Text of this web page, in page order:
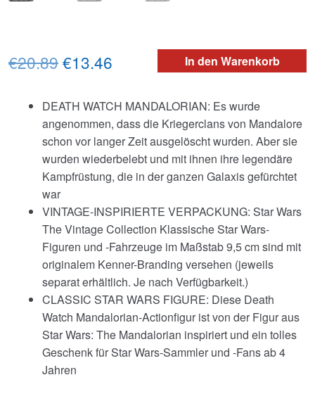
In den Warenkorb
€20.89Ursprünglicher
war:
€20.89
€13.46
ist:
€13.46.
DEATH WATCH MANDALORIAN: Es wurde
angenommen, dass die Kriegerclans von Mandalore
schon vor langer Zeit ausgelöscht wurden. Aber sie
wurden wiederbelebt und mit ihnen ihre legendäre
Kampfrüstung, die in der ganzen Galaxis gefürchtet
war
VINTAGE-INSPIRIERTE VERPACKUNG: Star Wars
The Vintage Collection Klassische Star Wars-
Figuren und -Fahrzeuge im Maßstab 9,5 cm sind mit
originalem Kenner-Branding versehen (jeweils
separat erhältlich. Je nach Verfügbarkeit.)
CLASSIC STAR WARS FIGURE: Diese Death
Watch Mandalorian-Actionfigur ist von der Figur aus
Star Wars: The Mandalorian inspiriert und ein tolles
Geschenk für Star Wars-Sammler und -Fans ab 4
Jahren